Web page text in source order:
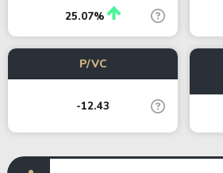
25.07%
P/VC
-12.43